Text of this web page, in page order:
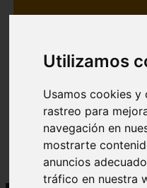
Utilizamos
Usamos cookies y
rastreo para
navegación en
mostrarte
anuncios
tráfico en nuestra